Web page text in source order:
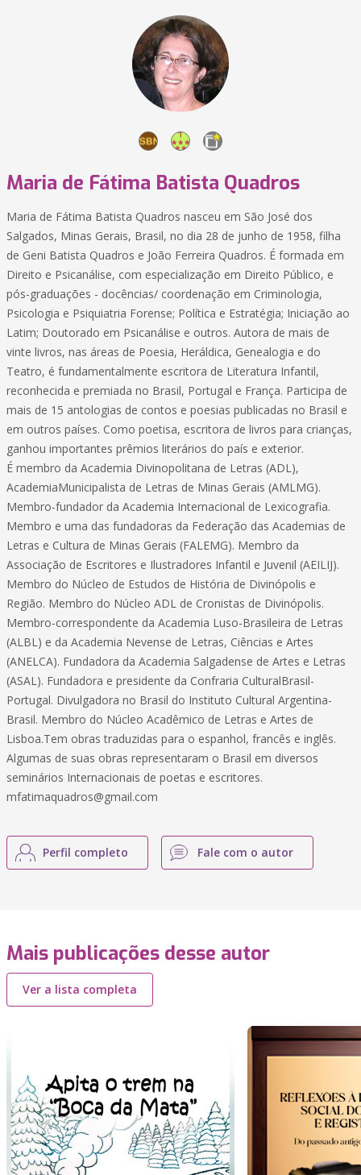
Maria de Fátima Batista Quadros
Maria de Fátima Batista Quadros nasceu em São José dos
Salgados, Minas Gerais, Brasil, no dia 28 de junho de 1958, filha
de Geni Batista Quadros e João Ferreira Quadros. É formada em
Direito e Psicanálise, com especialização em Direito Público, e
pós-graduações - docências/ coordenação em Criminologia,
Psicologia e Psiquiatria Forense; Política e Estratégia; Iniciação ao
Latim; Doutorado em Psicanálise e outros. Autora de mais de
vinte livros, nas áreas de Poesia, Heráldica, Genealogia e do
Teatro, é fundamentalmente escritora de Literatura Infantil,
reconhecida e premiada no Brasil, Portugal e França. Participa de
mais de 15 antologias de contos e poesias publicadas no Brasil e
em outros países. Como poetisa, escritora de livros para crianças,
ganhou importantes prêmios literários do país e exterior.
É membro da Academia Divinopolitana de Letras (ADL),
AcademiaMunicipalista de Letras de Minas Gerais (AMLMG).
Membro-fundador da Academia Internacional de Lexicografia.
Membro e uma das fundadoras da Federação das Academias de
Letras e Cultura de Minas Gerais (FALEMG). Membro da
Associação de Escritores e Ilustradores Infantil e Juvenil (AEILIJ).
Membro do Núcleo de Estudos de História de Divinópolis e
Região. Membro do Núcleo ADL de Cronistas de Divinópolis.
Membro-correspondente da Academia Luso-Brasileira de Letras
(ALBL) e da Academia Nevense de Letras, Ciências e Artes
(ANELCA). Fundadora da Academia Salgadense de Artes e Letras
(ASAL). Fundadora e presidente da Confraria CulturalBrasil-
Portugal. Divulgadora no Brasil do Instituto Cultural Argentina-
Brasil. Membro do Núcleo Acadêmico de Letras e Artes de
Lisboa.Tem obras traduzidas para o espanhol, francês e inglês.
Algumas de suas obras representaram o Brasil em diversos
seminários Internacionais de poetas e escritores.
mfatimaquadros@gmail.com
Perfil completo Fale com o autor
Mais publicações desse autor
Ver a lista completa